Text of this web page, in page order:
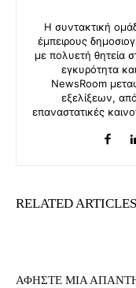
Η συντακτική
έμπειρους
με πολυετή θητεία
εγκυρότητα
NewsRoom
εξελίξεων,
επαναστατικές
RELATED ARTICLES
ΑΦΗΣΤΕ ΜΙΑ